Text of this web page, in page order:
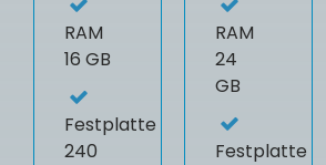
RAM
16 GB
Festplatte
240
RAM
24
GB
Festplatte